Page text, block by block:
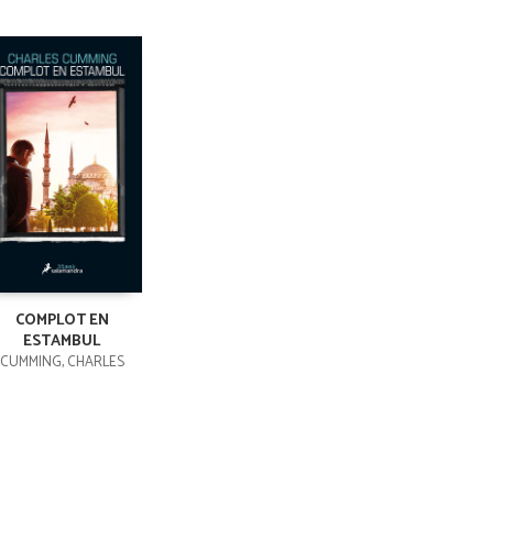
COMPLOT EN
ESTAMBUL
CUMMING, CHARLES